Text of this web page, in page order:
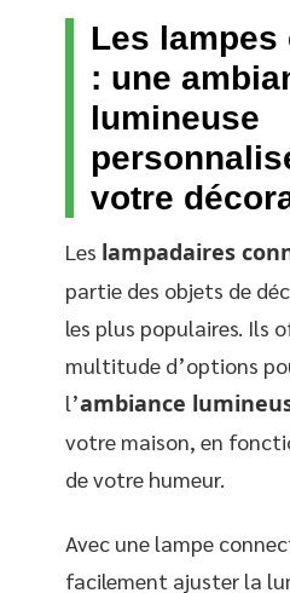
Les lampes
: une
lumineuse
votre
Les lampadaires
partie des objets de
les plus populaires. Ils
multitude d’options
l’ambiance
votre maison, en
de votre humeur.
Avec une lampe
facilement ajuster la